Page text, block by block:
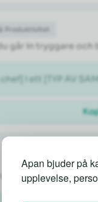
Apan bjuder på
upplevelse,
Produktivitet
går in tryggare och
chef] i ett [TYP AV
med både